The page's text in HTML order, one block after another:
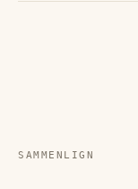
SAMMENLIGN